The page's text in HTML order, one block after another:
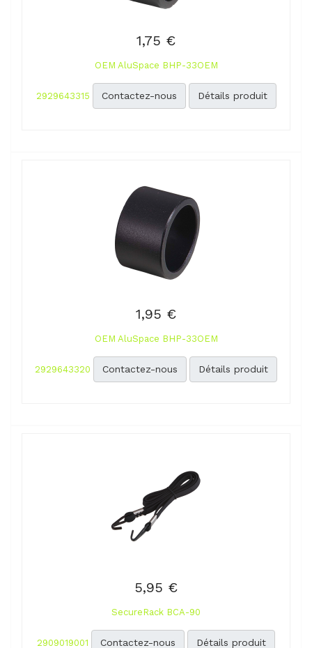
1,75 €
OEM AluSpace BHP-33OEM
2929643315 Contactez-nous Détails produit
1,95 €
OEM AluSpace BHP-33OEM
2929643320 Contactez-nous Détails produit
5,95 €
SecureRack BCA-90
2909019001 Contactez-nous Détails produit